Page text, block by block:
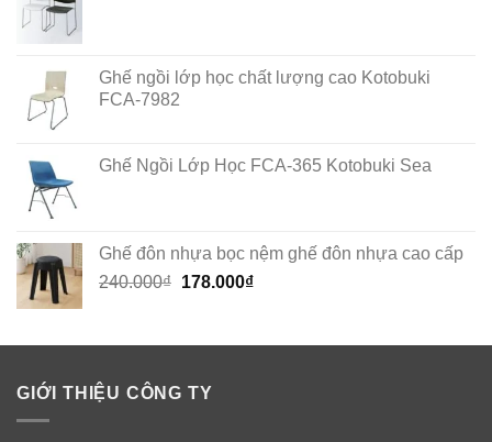
Ghế ngồi lớp học chất lượng cao Kotobuki
FCA-7982
Ghế Ngồi Lớp Học FCA-365 Kotobuki Sea
Ghế đôn nhựa bọc nệm ghế đôn nhựa cao cấp
240.000₫ Original
240.000₫.
178.000₫Current
178.000₫.
GIỚI THIỆU CÔNG TY